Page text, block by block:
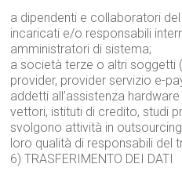
a dipendenti e collaboratori
incaricati e/o responsabili
amministratori di sistema;
a società terze o altri soggetti
provider, provider servizio e-
addetti all’assistenza
vettori, istituti di credito, studi
svolgono attività in
loro qualità di responsabili del
6) TRASFERIMENTO DEI DATI